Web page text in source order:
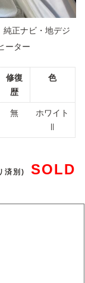
純正ナビ・地デジ
ーター
修復
歴
色
無
ホワイト
済別)SOLD